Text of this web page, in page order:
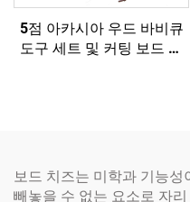
5점 아카시아 우드 바비큐
도구 세트 및 커팅 보드 및
보드 치즈는 미학과 기능성
빼놓을 수 없는 요소로 자리